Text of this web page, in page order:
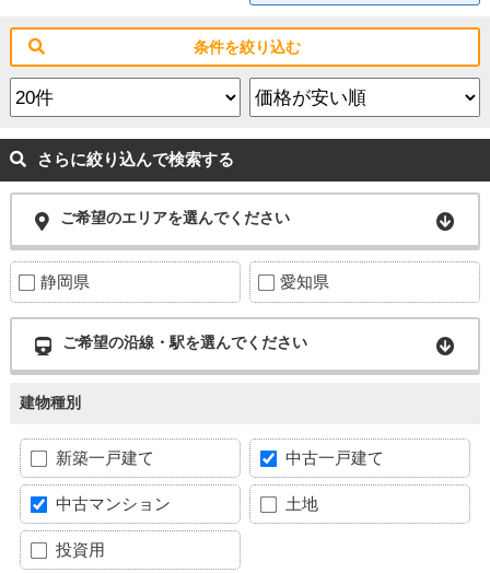
条件を絞り込む
さらに絞り込んで検索する
ご希望のエリアを選んでください
静岡県 愛知県
ご希望の沿線・駅を選んでください
建物種別
新築一戸建て 中古一戸建て
中古マンション 土地
投資用